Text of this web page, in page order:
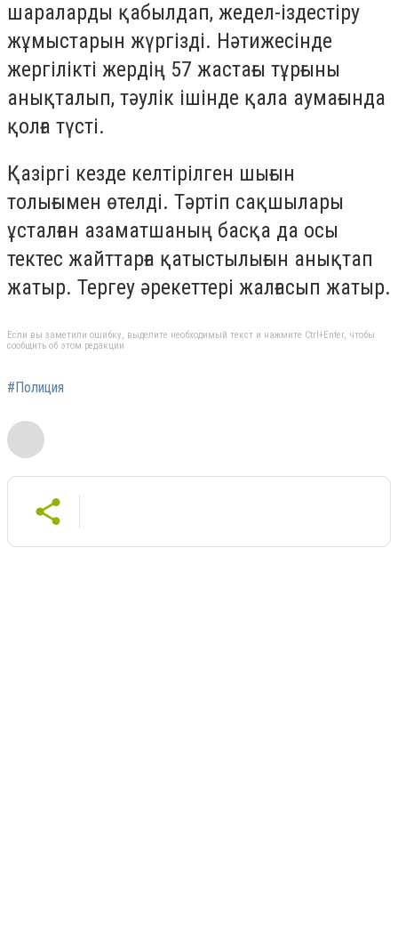
шараларды қабылдап, жедел-іздестіру
жұмыстарын жүргізді. Нәтижесінде
жергілікті жердің 57 жастағы тұрғыны
анықталып, тәулік ішінде қала аумағында
қолға түсті.
Қазіргі кезде келтірілген шығын
толығымен өтелді. Тәртіп сақшылары
ұсталған азаматшаның басқа да осы
тектес жайттарға қатыстылығын анықтап
жатыр. Тергеу әрекеттері жалғасып жатыр.
Если вы заметили ошибку, выделите необходимый текст и нажмите Ctrl+Enter, чтобы
сообщить об этом редакции
#Полиция